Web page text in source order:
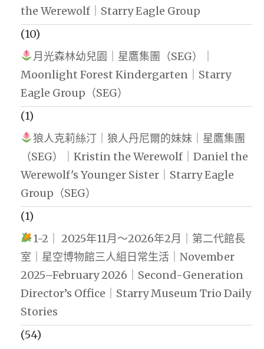
the Werewolf｜Starry Eagle Group
(10)
月光森林幼兒園｜星鷹集團（SEG）｜
Moonlight Forest Kindergarten｜Starry
Eagle Group（SEG）
(1)
狼人克莉絲汀｜狼人丹尼爾的妹妹｜星鷹集團
（SEG）｜Kristin the Werewolf｜Daniel the
Werewolf's Younger Sister｜Starry Eagle
Group（SEG）
(1)
1-2｜ 2025年11月～2026年2月｜第二代館長
室｜星空博物館三人組日常生活｜November
2025–February 2026｜Second-Generation
Director’s Office｜Starry Museum Trio Daily
Stories
(54)